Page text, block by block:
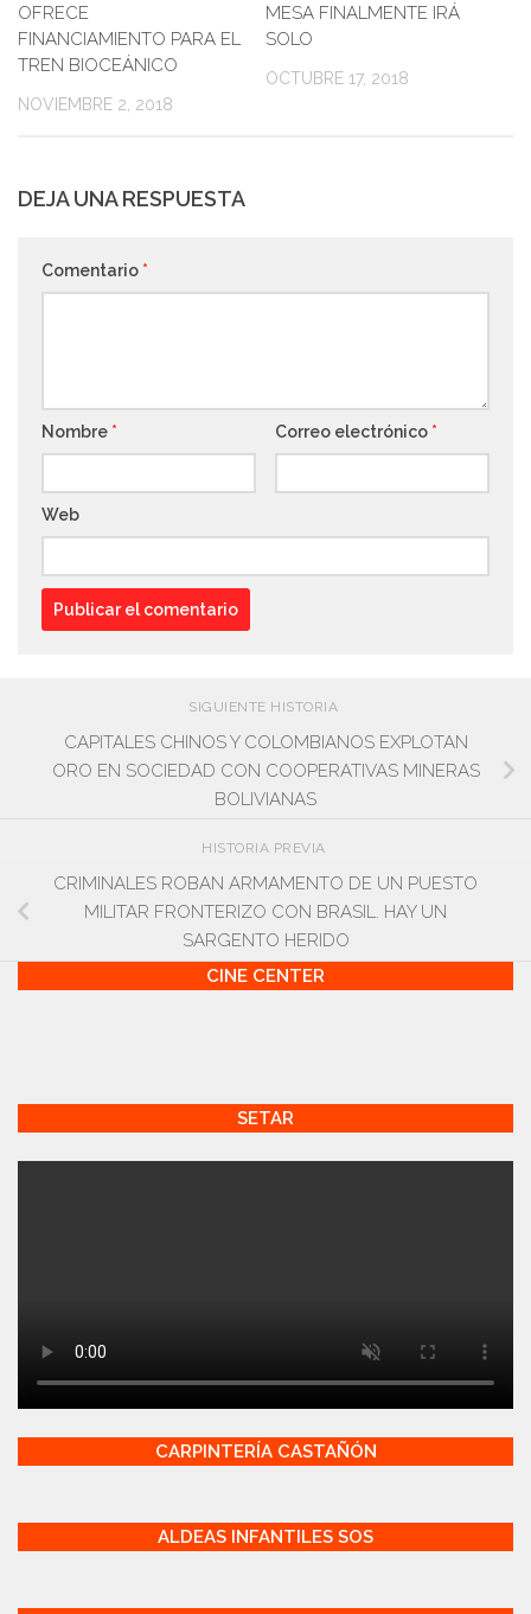
OFRECE
FINANCIAMIENTO PARA EL
TREN BIOCEÁNICO
NOVIEMBRE 2, 2018
MESA FINALMENTE IRÁ
SOLO
OCTUBRE 17, 2018
DEJA UNA RESPUESTA
Comentario *
Nombre * Correo electrónico *
Web
SIGUIENTE HISTORIA
CAPITALES CHINOS Y COLOMBIANOS EXPLOTAN
ORO EN SOCIEDAD CON COOPERATIVAS MINERAS
BOLIVIANAS
HISTORIA PREVIA
CRIMINALES ROBAN ARMAMENTO DE UN PUESTO
MILITAR FRONTERIZO CON BRASIL. HAY UN
SARGENTO HERIDO
CINE CENTER
SETAR
CARPINTERÍA CASTAÑÓN
ALDEAS INFANTILES SOS